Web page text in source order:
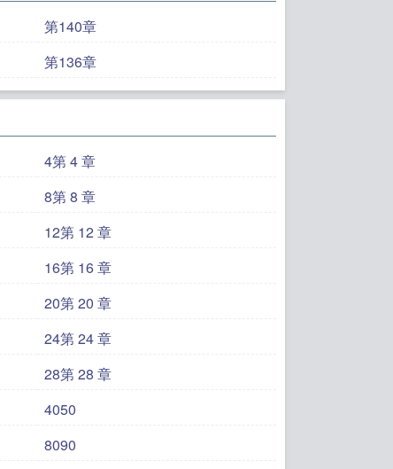
第140章
第136章
4第 4 章
8第 8 章
12第 12 章
16第 16 章
20第 20 章
24第 24 章
28第 28 章
4050
8090